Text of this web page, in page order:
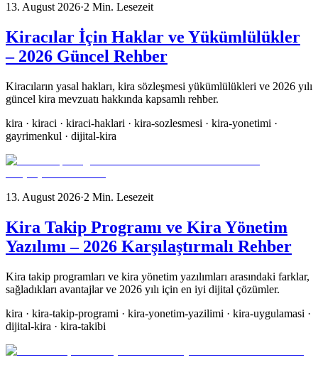
13. August 2026·2 Min. Lesezeit
Kiracılar İçin Haklar ve Yükümlülükler
– 2026 Güncel Rehber
Kiracıların yasal hakları, kira sözleşmesi yükümlülükleri ve 2026 yılı
güncel kira mevzuatı hakkında kapsamlı rehber.
kira · kiraci · kiraci-haklari · kira-sozlesmesi · kira-yonetimi ·
gayrimenkul · dijital-kira
13. August 2026·2 Min. Lesezeit
Kira Takip Programı ve Kira Yönetim
Yazılımı – 2026 Karşılaştırmalı Rehber
Kira takip programları ve kira yönetim yazılımları arasındaki farklar,
sağladıkları avantajlar ve 2026 yılı için en iyi dijital çözümler.
kira · kira-takip-programi · kira-yonetim-yazilimi · kira-uygulamasi ·
dijital-kira · kira-takibi